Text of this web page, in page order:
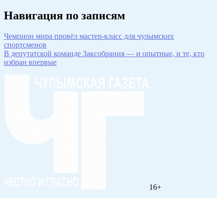
Навигация по записям
Чемпион мира провёл мастер-класс для чулымских
спортсменов
В депутатской команде Заксобрания — и опытные, и те, кто
избран впервые
16+